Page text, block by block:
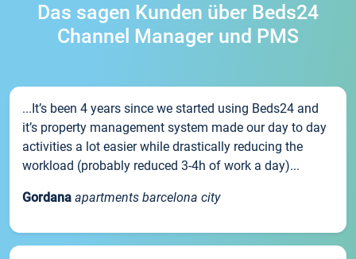
Das sagen Kunden über Beds24
Channel Manager und PMS
...It’s been 4 years since we started using Beds24 and
it’s property management system made our day to day
activities a lot easier while drastically reducing the
workload (probably reduced 3-4h of work a day)...
Gordana apartments barcelona city